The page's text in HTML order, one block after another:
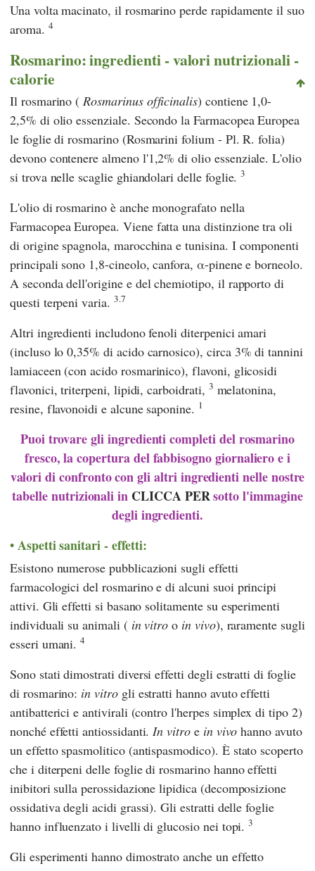
Una volta macinato, il rosmarino perde rapidamente il suo
aroma. 4
Rosmarino: ingredienti - valori nutrizionali -
calorie
Il rosmarino (Rosmarinus officinalis) contiene 1,0-
2,5% di olio essenziale. Secondola Farmacopea Europea
le foglie di rosmarino (Rosmarini folium - Pl. R. folia)
devono contenere almeno l'1,2% di olio essenziale. L'olio
si trova nelle scaglie ghiandolari delle foglie.3
L'olio di rosmarino è anche monografato nella
Farmacopea Europea. Viene fatta una distinzione tra oli
di origine spagnola, marocchina e tunisina. I componenti
principali sono 1,8-cineolo, canfora, α-pinene e borneolo.
A seconda dell'origine e del chemiotipo, il rapporto di
questi terpeni varia. 3.7
Altri ingredienti includono fenoli diterpenici amari
(incluso lo 0,35% di acido carnosico), circa 3% di tannini
lamiaceen (con acido rosmarinico), flavoni, glicosidi
flavonici, triterpeni, lipidi, carboidrati, 3 melatonina,
resine, flavonoidi e alcune saponine. 1
Puoi trovare gli ingredienti completi del rosmarino
fresco, la copertura del fabbisogno giornaliero e i
valori di confronto con gli altri ingredienti nelle nostre
tabelle nutrizionali in CLICCA PERsotto l'immagine
degli ingredienti.
Aspetti sanitari - effetti:
Esistono numerose pubblicazioni sugli effetti
farmacologici del rosmarino e di alcuni suoi principi
attivi. Gli effetti si basano solitamente su esperimenti
individuali su animali ( in vitro o in vivo), raramente sugli
esseri umani.4
Sono stati dimostrati diversi effetti degli estratti di foglie
di rosmarino: in vitrogli estratti hanno avuto effetti
antibatterici e antivirali (contro l'herpes simplex di tipo 2)
nonché effetti antiossidanti.In vitroe in vivo hanno avuto
un effetto spasmolitico (antispasmodico). È stato scoperto
che i diterpeni delle foglie di rosmarino hanno effetti
inibitori sulla perossidazione lipidica (decomposizione
ossidativa degli acidi grassi). Gli estratti delle foglie
hanno influenzato i livelli di glucosio nei topi.3
Gli esperimenti hanno dimostrato anche un effetto